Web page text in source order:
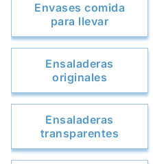
Envases comida
para llevar
Ensaladeras
originales
Ensaladeras
transparentes